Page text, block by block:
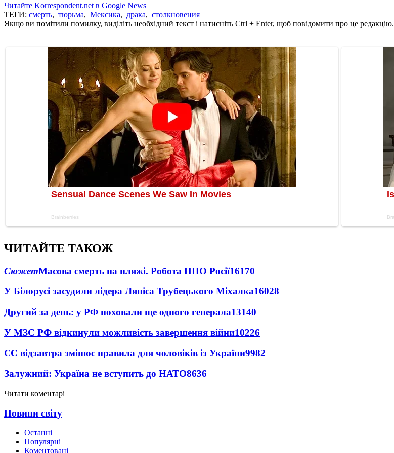
Читайте Korrespondent.net в Google News
ТЕГИ: смерть, тюрьма, Мексика, драка, столкновения
Якщо ви помітили помилку, виділіть необхідний текст і натисніть Ctrl + Enter, щоб повідомити про це редакцію.
ЧИТАЙТЕ ТАКОЖ
СюжетМасова смерть на пляжі. Робота ППО Росії16170
У Білорусі засудили лідера Ляпіса Трубецького Міхалка16028
Другий за день: у РФ поховали ще одного генерала13140
У МЗС РФ відкинули можливість завершення війни10226
ЄС відзавтра змінює правила для чоловіків із України9982
Залужний: Україна не вступить до НАТО8636
Читати коментарі
Новини світу
Останні
Популярні
Коментовані